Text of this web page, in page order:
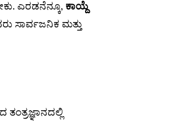
ಎರಡನೆನ್ಕೂ, ಕಾಯ್ದೆ
ಸಾರ್ವಜನಿಕ ಮತ್ತು